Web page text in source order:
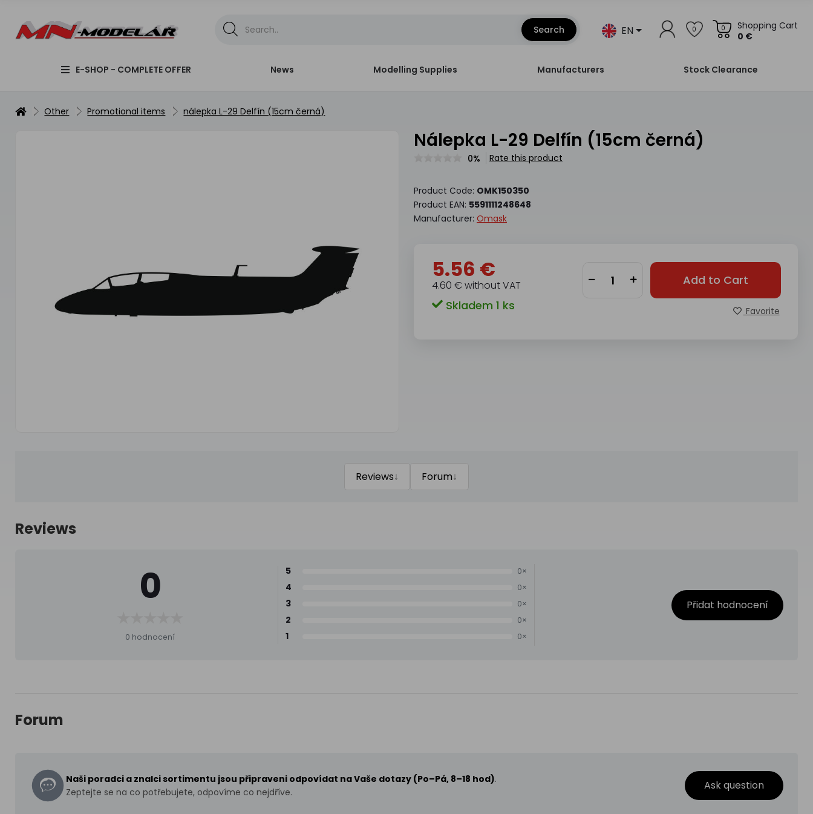
Search EN 0
Shopping Cart
0 €
0
E-SHOP - COMPLETE OFFER News Modelling Supplies Manufacturers Stock Clearance
Other Promotional items nálepka L-29 Delfín (15cm černá)
nálepka L-29 Delfín (15cm černá)
0% Rate this product
Product Code: OMK150350
Product EAN: 5591111248648
Manufacturer: Omask
5.56 €
4.60 € without VAT
Skladem 1 ks
Add to Cart
Favorite
Reviews↓ Forum↓
Reviews
0
0 hodnocení
5 0×
4 0×
3 0×
2 0×
1 0×
Přidat hodnocení
Forum
Naši poradci a znalci sortimentu jsou připraveni odpovídat na Vaše dotazy (Po–Pá, 8–18 hod).
Zeptejte se na co potřebujete, odpovíme co nejdříve.
Ask question